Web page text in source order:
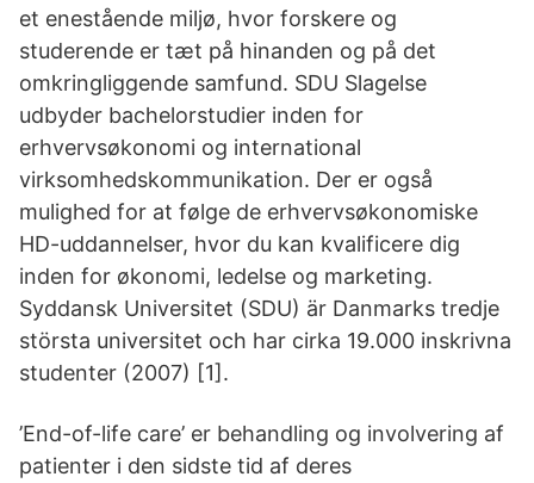
et enestående miljø, hvor forskere og
studerende er tæt på hinanden og på det
omkringliggende samfund. SDU Slagelse
udbyder bachelorstudier inden for
erhvervsøkonomi og international
virksomhedskommunikation. Der er også
mulighed for at følge de erhvervsøkonomiske
HD-uddannelser, hvor du kan kvalificere dig
inden for økonomi, ledelse og marketing.
Syddansk Universitet (SDU) är Danmarks tredje
största universitet och har cirka 19.000 inskrivna
studenter (2007) [1].
’End-of-life care’ er behandling og involvering af
patienter i den sidste tid af deres